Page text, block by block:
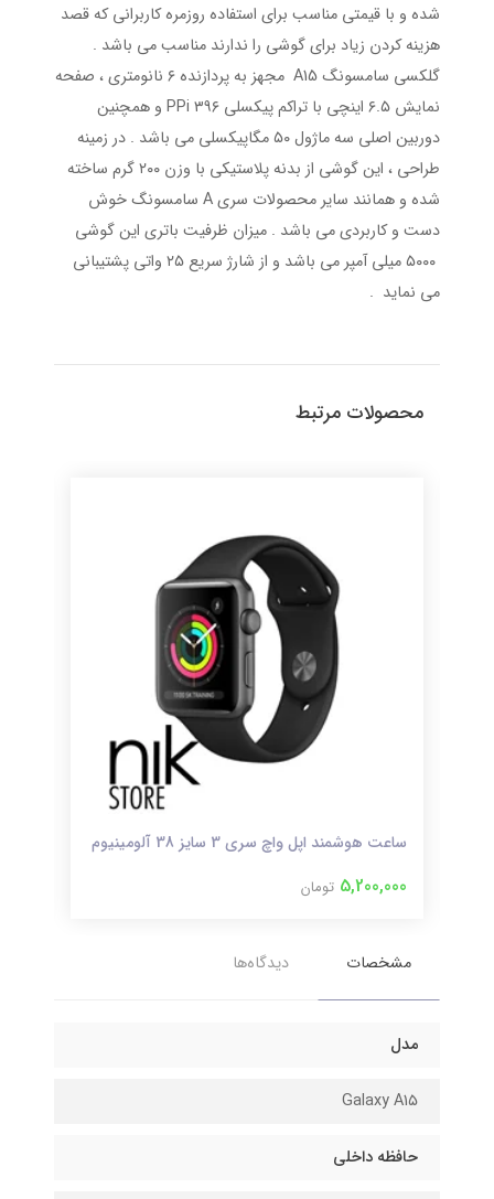
شده و با قیمتی مناسب برای استفاده روزمره کاربرانی که قصد
هزینه کردن زیاد برای گوشی را ندارند مناسب می باشد .
گلکسی سامسونگ A15 مجهز به پردازنده ۶ نانومتری ، صفحه
نمایش ۶.۵ اینچی با تراکم پیکسلی ۳۹۶ PPi و همچنین
دوربین اصلی سه ماژول ۵۰ مگاپیکسلی می باشد . در زمینه
طراحی ، این گوشی از بدنه پلاستیکی با وزن ۲۰۰ گرم ساخته
شده و همانند سایر محصولات سری A سامسونگ خوش
دست و کاربردی می باشد . میزان ظرفیت باتری این گوشی
۵۰۰۰ میلی آمپر می باشد و از شارژ سریع ۲۵ واتی پشتیبانی
می نماید .
محصولات مرتبط
ساعت هوشمند اپل واچ سری 3 سایز 38 آلومینیوم
5,200,000 تومان
مشخصات دیدگاه‌ها
مدل
Galaxy A1۵
حافظه داخلی